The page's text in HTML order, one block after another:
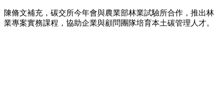
陳脩文補充，碳交所今年會與農業部林業試驗所合作，推出林
業專案實務課程，協助企業與顧問團隊培育本土碳管理人才。